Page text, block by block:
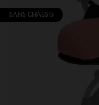
SANS CHÂSSIS​​​